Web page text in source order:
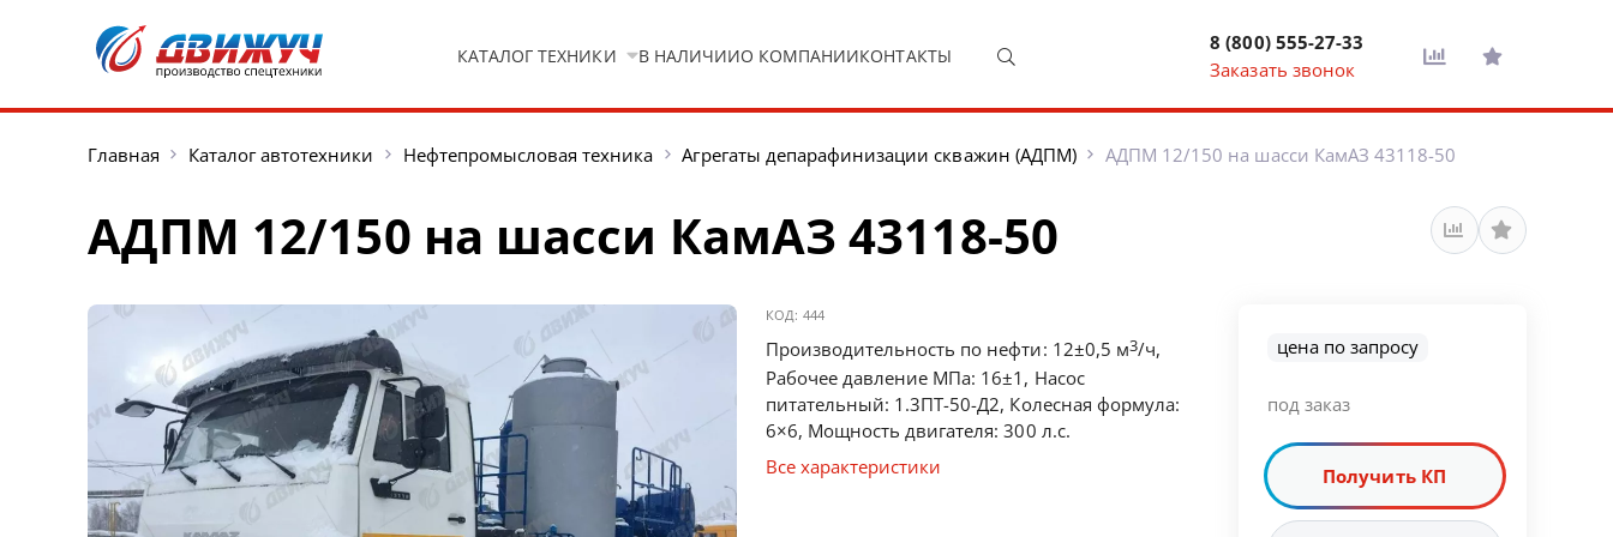
КАТАЛОГ ТЕХНИКИ В НАЛИЧИИО КОМПАНИИКОНТАКТЫ
8 (800) 555-27-33
Заказать звонок
Главная Каталог автотехники Нефтепромысловая техника Агрегаты депарафинизации скважин (АДПМ) АДПМ 12/150 на шасси КамАЗ 43118-50
АДПМ 12/150 на шасси КамАЗ 43118-50
КОД: 444
Производительность по нефти: 12±0,5 м3/ч,
Рабочее давление МПа: 16±1, Насос
питательный: 1.3ПТ-50-Д2, Колесная формула:
6×6, Мощность двигателя: 300 л.с.
Все характеристики
цена по запросу
под заказ
Получить КП